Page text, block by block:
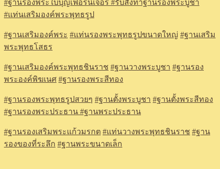
#ฐานรองพระใบบุญเฟอร์นิเจอร์ #รับสั่งทำฐานรองพระบูชา
#แท่นเสริมองค์พระพุทธรูป
#ฐานเสริมองค์พระ #แท่นรองพระพุทธรูปขนาดใหญ่ #ฐานเสริม
พระพุทธโสธร
#ฐานเสริมองค์พระพุทธชินราช #ฐานวางพระบูชา #ฐานรอง
พระองค์พิฆเนศ #ฐานรองพระสีทอง
#ฐานรองพระพุทธรูปสวยๆ #ฐานตั้งพระบูชา #ฐานตั้งพระสีทอง
#ฐานรองพระประธาน #ฐานพระประธาน
#ฐานรองเสริมพระแก้วมรกต #แท่นวางพระพุทธชินราช #ฐาน
รองของที่ระลึก #ฐานพระขนาดเล็ก